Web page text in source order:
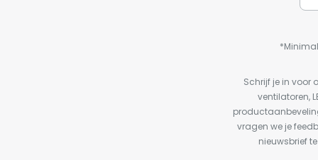
Schrijf je in voor
ventilatoren,
vragen we je
nieuwsbrief